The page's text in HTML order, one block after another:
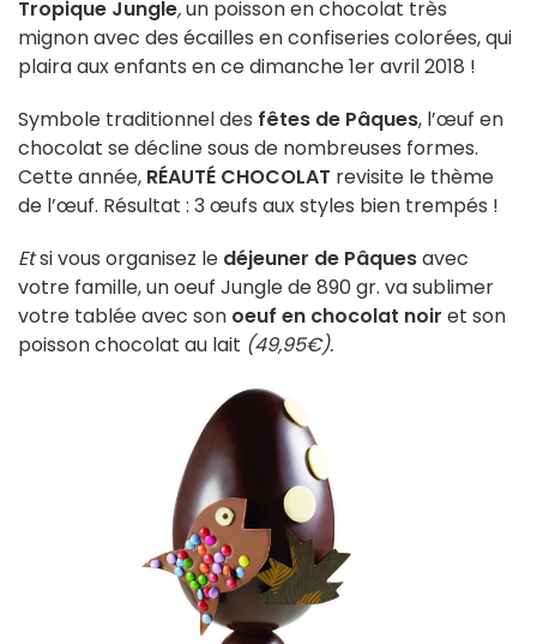
Tropique Jungle,un poisson en chocolat très
mignon avec des écailles en confiseries colorées, qui
plaira aux enfants en ce dimanche 1er avril 2018 !
Symbole traditionnel des fêtes de Pâques, l’œuf en
chocolat se décline sous de nombreuses formes.
Cette année, RÉAUTÉ CHOCOLAT revisite le thème
de l’œuf. Résultat : 3 œufs aux styles bien trempés !
Etsi vous organisez le déjeuner de Pâquesavec
votre famille, un oeuf Jungle de 890 gr. va sublimer
votre tablée avec son oeuf en chocolat noir et son
poisson chocolat au lait (49,95€).